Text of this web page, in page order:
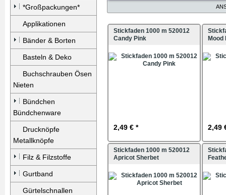
*Großpackungen*
Applikationen
Bänder & Borten
Basteln & Deko
Buchschrauben Ösen
Nieten
Bündchen
Bündchenware
Drucknöpfe
Metallknöpfe
Filz & Filzstoffe
Gurtband
Gürtelschnallen
Stickfaden 1000 m 520012
Candy Pink
2,49 € *
Mood
2,49
Stickfaden 1000 m 520012
Apricot Sherbet